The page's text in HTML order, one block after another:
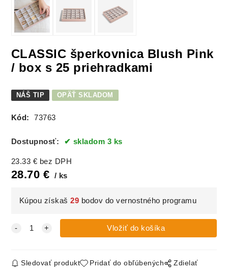
CLASSIC šperkovnica Blush Pink
/ box s 25 priehradkami
NÁŠ TIP OPÄŤ SKLADOM
Kód: 73763
Dostupnosť: skladom 3 ks
23.33 € bez DPH
28.70 € ks
Kúpou získaš29 bodov do vernostného programu
Sledovať produkt Pridať do obľúbených Zdielať